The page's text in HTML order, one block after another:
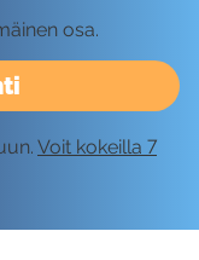
osa.
Voit kokeilla 7